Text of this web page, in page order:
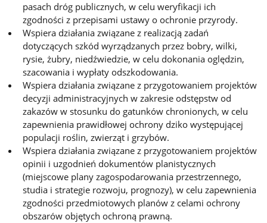
pasach dróg publicznych, w celu weryfikacji ich
zgodności z przepisami ustawy o ochronie przyrody.
Wspiera działania związane z realizacją zadań
dotyczących szkód wyrządzanych przez bobry, wilki,
rysie, żubry, niedźwiedzie, w celu dokonania oględzin,
szacowania i wypłaty odszkodowania.
Wspiera działania związane z przygotowaniem projektów
decyzji administracyjnych w zakresie odstępstw od
zakazów w stosunku do gatunków chronionych, w celu
zapewnienia prawidłowej ochrony dziko występującej
populacji roślin, zwierząt i grzybów.
Wspiera działania związane z przygotowaniem projektów
opinii i uzgodnień dokumentów planistycznych
(miejscowe plany zagospodarowania przestrzennego,
studia i strategie rozwoju, prognozy), w celu zapewnienia
zgodności przedmiotowych planów z celami ochrony
obszarów objętych ochroną prawną.